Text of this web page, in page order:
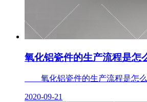
氧化铝瓷件的生产流程是怎
氧化铝瓷件的生产流程是怎么
2020-09-21